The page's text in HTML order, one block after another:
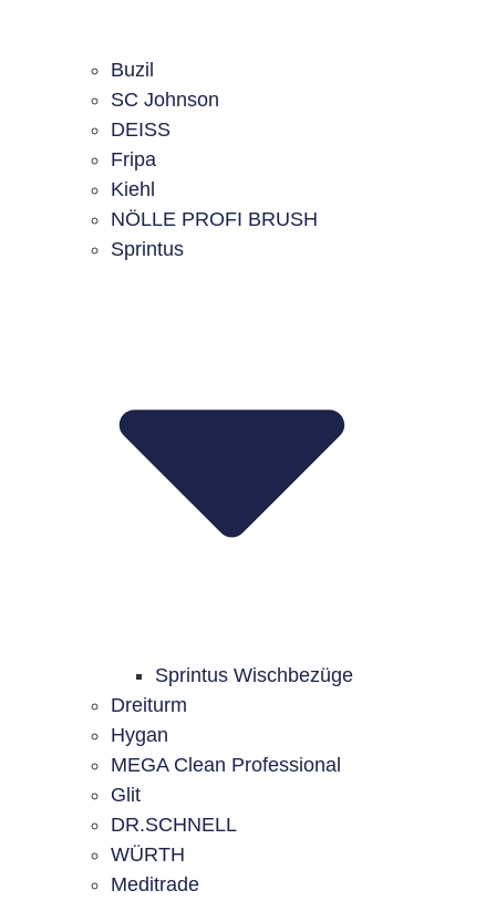
Buzil
SC Johnson
DEISS
Fripa
Kiehl
NÖLLE PROFI BRUSH
Sprintus
Sprintus Wischbezüge
Dreiturm
Hygan
MEGA Clean Professional
Glit
DR.SCHNELL
WÜRTH
Meditrade